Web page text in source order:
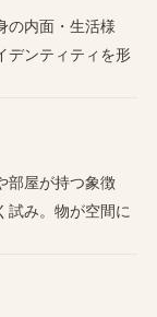
の内面・生活様
デンティティを形
部屋が持つ象徴
試み。物が空間に